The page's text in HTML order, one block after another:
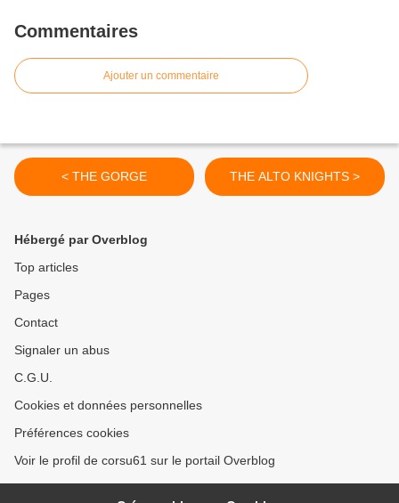
Commentaires
Ajouter un commentaire
< THE GORGE THE ALTO KNIGHTS >
Hébergé par Overblog
Top articles
Pages
Contact
Signaler un abus
C.G.U.
Cookies et données personnelles
Préférences cookies
Voir le profil de corsu61 sur le portail Overblog